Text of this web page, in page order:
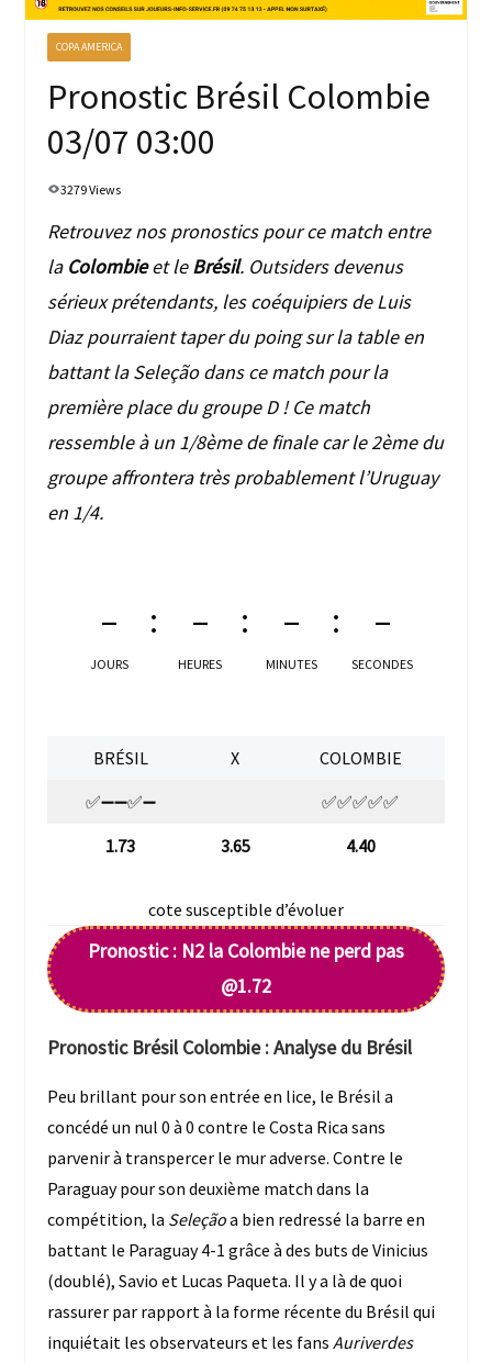
COPA AMERICA
Pronostic Brésil Colombie
03/07 03:00
3279 Views
Retrouvez nos pronostics pour ce match entre
la Colombieet leBrésil. Outsiders devenus
sérieux prétendants, les coéquipiers de Luis
Diaz pourraient taper du poing sur la table en
battant la Seleção dans ce match pour la
première place du groupe D ! Ce match
ressemble à un 1/8ème de finale car le 2ème du
groupe affrontera très probablement l’Uruguay
en 1/4.
–
JOURS
–
HEURES
–
MINUTES
–
SECONDES
BRÉSIL X
COLOMBIE
✅➖➖✅➖
✅✅✅✅✅
1.73
3.65 4.40
cote susceptible d’évoluer
Pronostic : N2 la Colombie ne perd pas
@1.72
Pronostic Brésil Colombie : Analyse du Brésil
Peu brillant pour son entrée en lice, le Brésil a
concédé un nul 0 à 0 contre le Costa Rica sans
parvenir à transpercer le mur adverse. Contre le
Paraguay pour son deuxième match dans la
compétition, la Seleçãoa bien redressé la barre en
battant le Paraguay 4-1 grâce à des buts de Vinicius
(doublé), Savio et Lucas Paqueta. Il y a là de quoi
rassurer par rapport à la forme récente du Brésil qui
inquiétait les observateurs et les fans Auriverdes